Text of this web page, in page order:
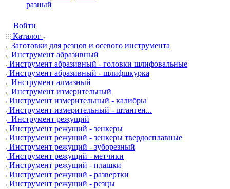
разный
Войти
Каталог
Заготовки для резцов и осевого инструмента
Инструмент абразивный
Инструмент абразивный - головки шлифовальные
Инструмент абразивный - шлифшкурка
Инструмент алмазный
Инструмент измерительный
Инструмент измерительный - калибры
Инструмент измерительный - штанген...
Инструмент режущий
Инструмент режущий - зенкеры
Инструмент режущий - зенкеры твердосплавные
Инструмент режущий - зуборезный
Инструмент режущий - метчики
Инструмент режущий - плашки
Инструмент режущий - развертки
Инструмент режущий - резцы